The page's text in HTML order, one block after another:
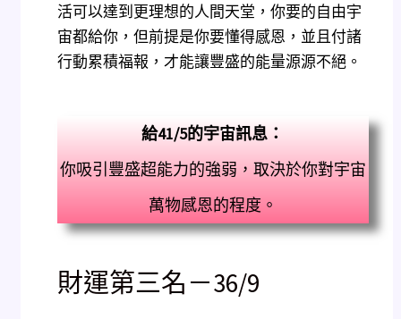
活可以達到更理想的人間天堂，你要的自由宇
宙都給你，但前提是你要懂得感恩，並且付諸
行動累積福報，才能讓豐盛的能量源源不絕。
給41/5的宇宙訊息 ：
你吸引豐盛超能力的強弱，取決於你對宇宙
萬物感恩的程度。
財運第三名－36/9